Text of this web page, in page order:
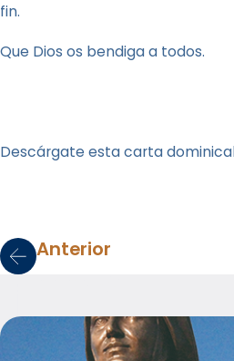
fin.
Que Dios os bendiga a todos.
Descárgate esta carta
Anterior